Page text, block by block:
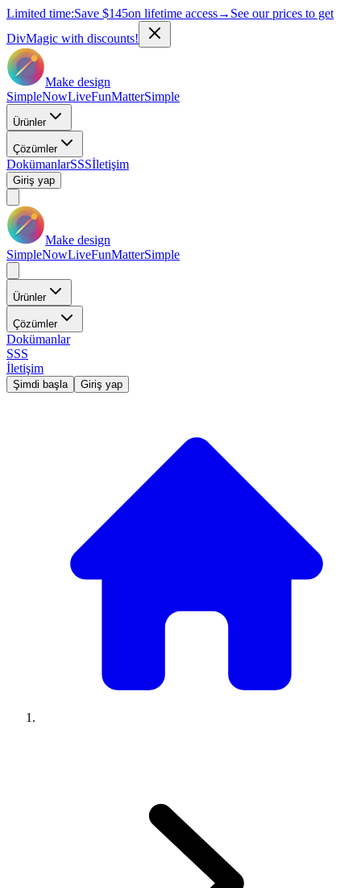
Limited time:Save $145on lifetime access→ See our prices to get
DivMagic with discounts!
Make design
SimpleNowLiveFunMatterSimple
Ürünler
Çözümler
DokümanlarSSSİletişim
Giriş yap
Make design
SimpleNowLiveFunMatterSimple
Ürünler
Çözümler
Dokümanlar
SSS
İletişim
Şimdi başla Giriş yap